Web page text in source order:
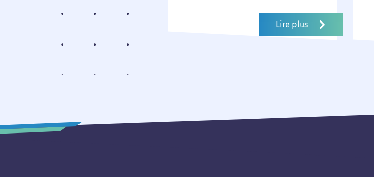
approche et de notre expertise.
Lire plus